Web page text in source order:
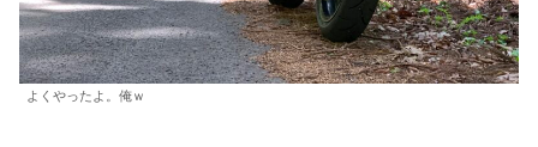
よくやったよ。俺ｗ